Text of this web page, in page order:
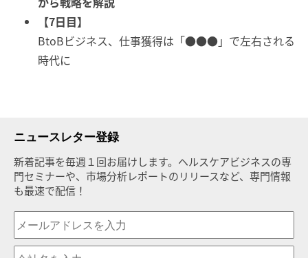
【7日目】
BtoBビジネス、仕事獲得は「●●●」で左右される
時代に
ニュースレター登録
新着記事を毎週１回お届けします。ヘルスケアビジネスの専
門セミナーや、市場分析レポートのリリースなど、専門情報
も最速で配信！